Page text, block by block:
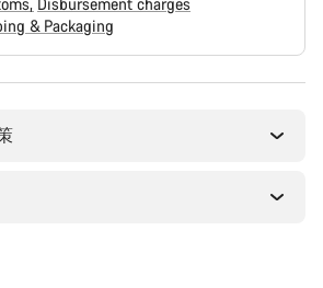
& Packaging